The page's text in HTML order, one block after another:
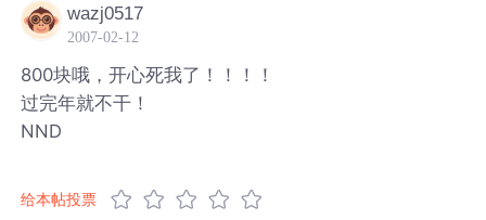
wazj0517
2007-02-12
800块哦，开心死我了！！！！
过完年就不干！
NND
给本帖投票